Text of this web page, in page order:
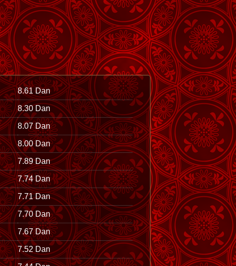
8.61 Dan
8.30 Dan
8.07 Dan
8.00 Dan
7.89 Dan
7.74 Dan
7.71 Dan
7.70 Dan
7.67 Dan
7.52 Dan